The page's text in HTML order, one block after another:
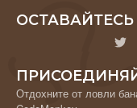
Отдохните от ловли